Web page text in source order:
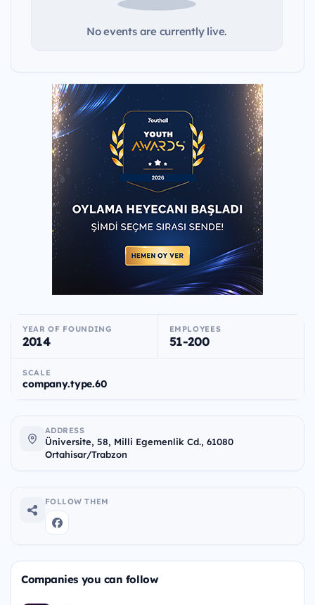
No events are currently live.
YEAR OF FOUNDING
2014
EMPLOYEES
51-200
SCALE
company.type.60
ADDRESS
Üniversite, 58, Milli Egemenlik Cd., 61080
Ortahisar/Trabzon
FOLLOW THEM
Companies you can follow